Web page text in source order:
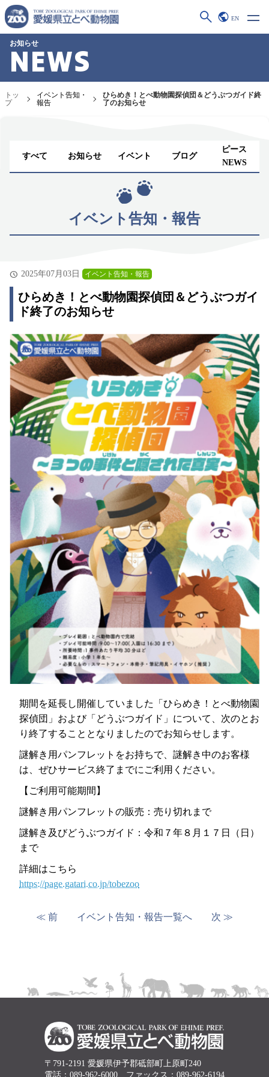
EN
お知らせ
NEWS
トッ
プ
イベント告知・
報告
ひらめき！とべ動物園探偵団＆どうぶつガイド終
了のお知らせ
すべて お知らせ イベント ブログ
ピース
NEWS
イベント告知・報告
2025年07月03日 イベント告知・報告
ひらめき！とべ動物園探偵団＆どうぶつガイ
ド終了のお知らせ
期間を延長し開催していました「ひらめき！とべ動物園
探偵団」および「どうぶつガイド」について、次のとお
り終了することとなりましたのでお知らせします。
謎解き用パンフレットをお持ちで、謎解き中のお客様
は、ぜひサービス終了までにご利用ください。
【ご利用可能期間】
謎解き用パンフレットの販売：売り切れまで
謎解き及びどうぶつガイド：令和７年８月１７日（日）
まで
詳細はこちら
https://page.gatari.co.jp/tobezoo
≪ 前 イベント告知・報告一覧へ 次 ≫
〒791-2191 愛媛県伊予郡砥部町上原町240
電話：089-962-6000 ファックス：089-962-6194